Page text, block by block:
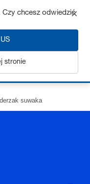
dowiedzieć się więcej
suwaka
Czy chcesz odwiedzić
stronie